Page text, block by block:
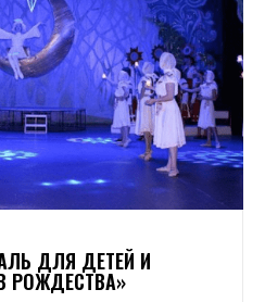
ДЛЯ ДЕТЕЙ И
РОЖДЕСТВА»